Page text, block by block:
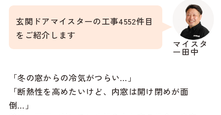
マイスタ
ー田中
玄関ドアマイスターの工事4552件目
をご紹介します
「冬の窓からの冷気がつらい…」
「断熱性を高めたいけど、内窓は開け閉めが面
倒…」